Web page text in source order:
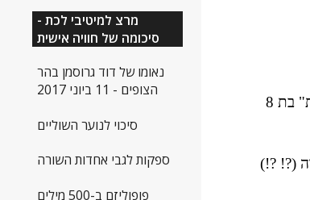
מרצ למיטיבי לכת -
סיכומה של חוויה אישית
נאומו של דוד גרוסמן בהר
הצופים - 11 ביוני 2017
סיכוי לנוער השוליים
ספקות לגבי אחדות השורה
פופוליזם ב-500 מילים